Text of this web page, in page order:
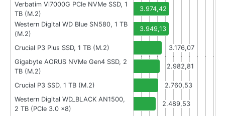
Verbatim Vi7000G PCIe NVMe SSD, 1
TB (M.2)
3.974,42
Western Digital WD Blue SN580, 1 TB
(M.2)
3.949,13
Crucial P3 Plus SSD, 1 TB (M.2)
3.176,07
Gigabyte AORUS NVMe Gen4 SSD, 2
TB (M.2)
2.982,81
Crucial P3 SSD, 1 TB (M.2)
2.760,53
Western Digital WD_BLACK AN1500,
2 TB (PCIe 3.0 x8)
2.489,53